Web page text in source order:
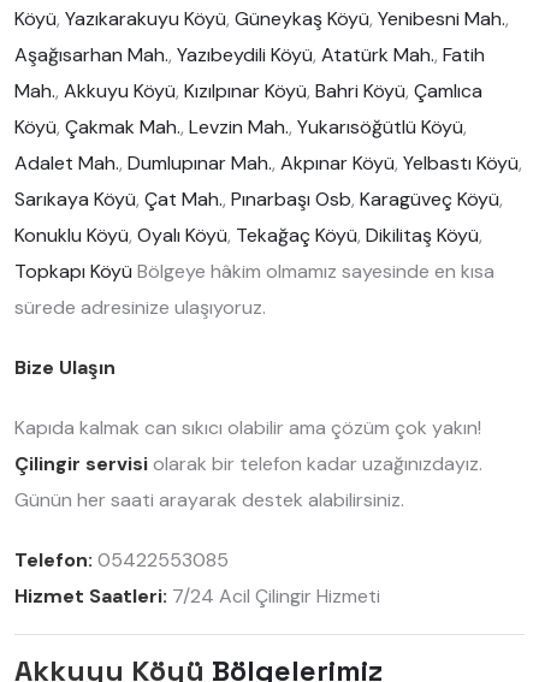
Köyü, Yazıkarakuyu Köyü, Güneykaş Köyü, Yenibesni Mah.,
Aşağısarhan Mah., Yazıbeydili Köyü, Atatürk Mah., Fatih
Mah., Akkuyu Köyü, Kızılpınar Köyü, Bahri Köyü, Çamlıca
Köyü, Çakmak Mah., Levzin Mah., Yukarısöğütlü Köyü,
Adalet Mah., Dumlupınar Mah., Akpınar Köyü, Yelbastı Köyü,
Sarıkaya Köyü, Çat Mah., Pınarbaşı Osb, Karagüveç Köyü,
Konuklu Köyü, Oyalı Köyü, Tekağaç Köyü, Dikilitaş Köyü,
Topkapı Köyü Bölgeye hâkim olmamız sayesinde en kısa
sürede adresinize ulaşıyoruz.
Bize Ulaşın
Kapıda kalmak can sıkıcı olabilir ama çözüm çok yakın!
Çilingir servisiolarak bir telefon kadar uzağınızdayız.
Günün her saati arayarak destek alabilirsiniz.
Telefon: 05422553085
Hizmet Saatleri: 7/24 Acil Çilingir Hizmeti
Akkuyu Köyü Bölgelerimiz